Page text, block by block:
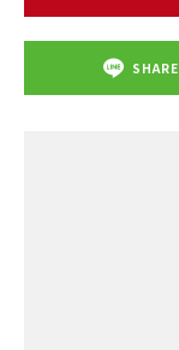
SHARE